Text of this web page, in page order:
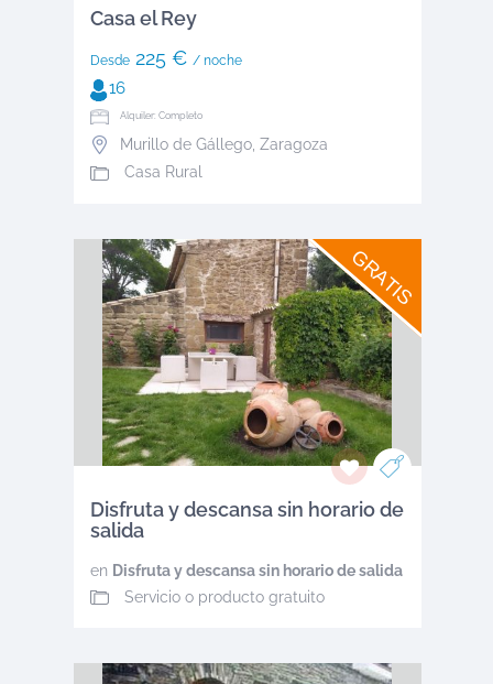
Casa el Rey
Desde225 € / noche
16
Alquiler: Completo
Murillo de Gállego, Zaragoza
Casa Rural
GRATIS
Disfruta y descansa sin horario de
salida
en Disfruta y descansa sin horario de salida
Servicio o producto gratuito